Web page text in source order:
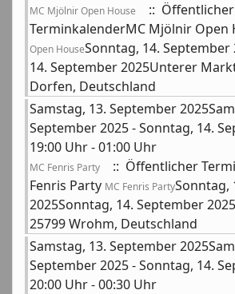
MC Mjölnir Open House
:: Öffentlicher
TerminkalenderMC Mjölnir Open
Open HouseSonntag, 14. September
14. September 2025Unterer
Dorfen, Deutschland
Samstag, 13. September
September 2025 - Sonntag, 14.
19:00 Uhr - 01:00 Uhr
MC Fenris Party
:: Öffentlicher
Fenris Party MC Fenris PartySonntag,
2025Sonntag, 14. September
25799 Wrohm, Deutschland
Samstag, 13. September
September 2025 - Sonntag, 14.
20:00 Uhr - 00:30 Uhr